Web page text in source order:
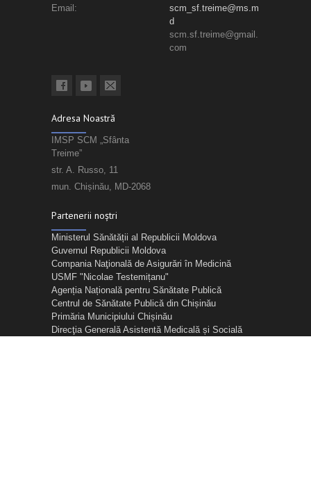
Email:
scm_sf.treime@ms.m
d
scm.sf.treime@gmail.
com
Adresa Noastră
IMSP SCM „Sfânta
Treime”
str. A. Russo, 11
mun. Chișinău, MD-2068
Partenerii noștri
Ministerul Sănătății al Republicii Moldova
Guvernul Republicii Moldova
Compania Naţională de Asigurări în Medicină
USMF "Nicolae Testemițanu"
Agenția Națională pentru Sănătate Publică
Centrul de Sănătate Publică din Chișinău
Primăria Municipiului Chișinău
Direcţia Generală Asistentă Medicală și Socială